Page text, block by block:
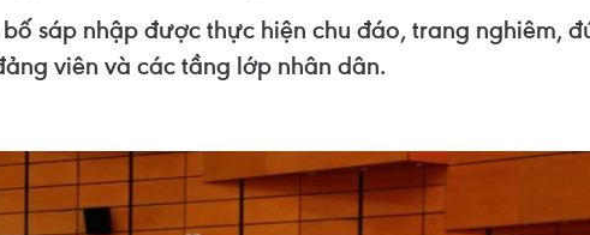
sáp nhập được thực hiện chu đáo, trang nghiêm,
viên và các tầng lớp nhân dân.